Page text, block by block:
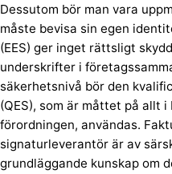
Dessutom bör man vara
måste bevisa sin egen
(EES) ger inget rättsligt
underskrifter i
säkerhetsnivå bör den
(QES), som är måttet på allt i
förordningen, användas.
signaturleverantör är av
grundläggande kunskap om